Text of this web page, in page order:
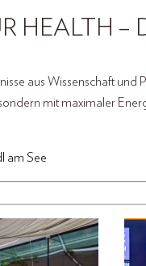
HEALTH –
aus Wissenschaft und
mit maximaler
am See